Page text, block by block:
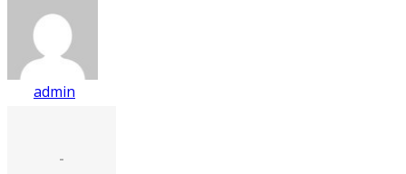
admin
-